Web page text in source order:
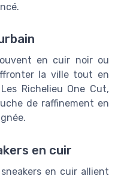
en cuir noir ou
la ville tout en
Richelieu One Cut,
de raffinement en
en cuir
en cuir allient